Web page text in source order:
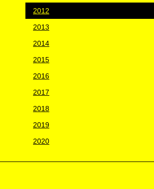
2012
2013
2014
2015
2016
2017
2018
2019
2020